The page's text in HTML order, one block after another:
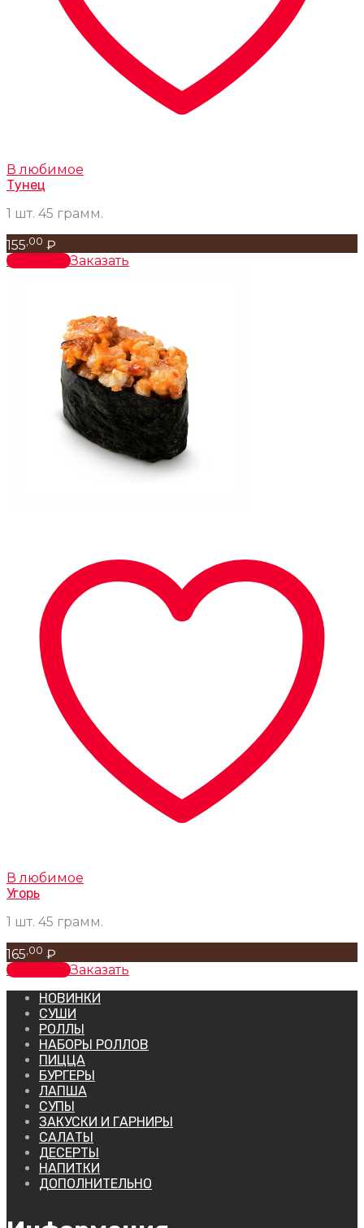
В любимое
Тунец
1 шт. 45 грамм.
155 ,00 ₽
В корзинуЗаказать
В любимое
Угорь
1 шт. 45 грамм.
165 ,00 ₽
В корзинуЗаказать
НОВИНКИ
СУШИ
РОЛЛЫ
НАБОРЫ РОЛЛОВ
ПИЦЦА
БУРГЕРЫ
ЛАПША
СУПЫ
ЗАКУСКИ И ГАРНИРЫ
САЛАТЫ
ДЕСЕРТЫ
НАПИТКИ
ДОПОЛНИТЕЛЬНО